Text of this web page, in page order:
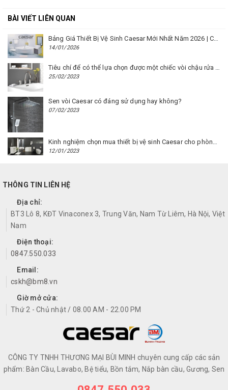
BÀI VIẾT LIÊN QUAN
14/01/2026
25/02/2023
Sen vòi Caesar có đáng sử dụng hay không?
07/02/2023
12/01/2023
THÔNG TIN LIÊN HỆ
Địa chỉ:
BT3 Lô 8, KĐT Vinaconex 3, Trung Văn, Nam Từ Liêm, Hà Nội, Việt
Nam
Điện thoại:
0847.550.033
Email:
cskh@bm8.vn
Giờ mở cửa:
Thứ 2 - Chủ nhật / 08.00 AM - 22.00 PM
CÔNG TY TNHH THƯƠNG MẠI BÙI MINH chuyên cung cấp các sản
phẩm: Bàn Cầu, Lavabo, Bệ tiểu, Bồn tắm, Nắp bàn cầu, Gương, Sen